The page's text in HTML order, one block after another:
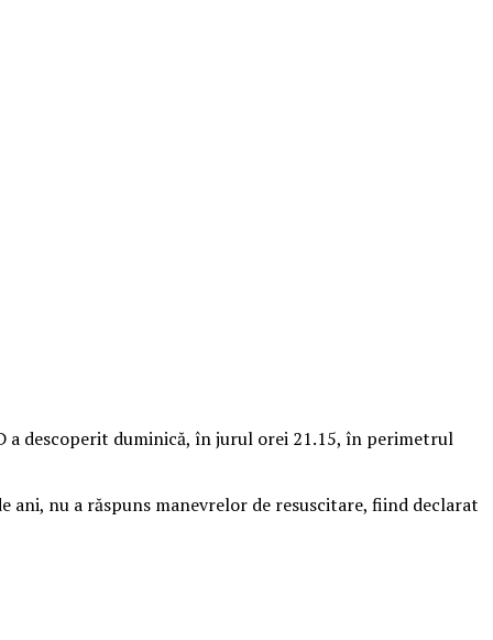
descoperit duminică, în jurul orei 21.15, în perimetrul
nu a răspuns manevrelor de resuscitare, fiind declarat